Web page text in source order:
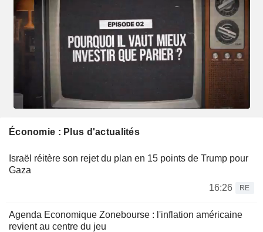
Économie : Plus d'actualités
Israël réitère son rejet du plan en 15 points de Trump pour
Gaza
16:26
RE
Agenda Economique Zonebourse : l'inflation américaine
revient au centre du jeu